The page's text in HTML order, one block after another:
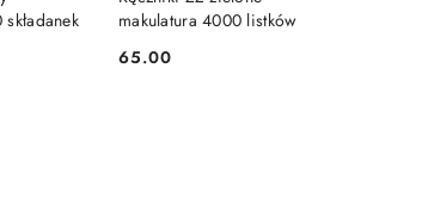
makulatura 4000 listków
Cena:
65.00